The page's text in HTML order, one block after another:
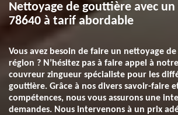
Nettoyage de gouttière avec
78640 à tarif abordable
Vous avez besoin de faire un nettoyage
région ? N’hésitez pas à faire appel à
couvreur zingueur spécialiste pour les
gouttière. Grâce à nos divers savoir-faire
compétences, nous vous assurons une
demandes. Nous intervenons à un prix